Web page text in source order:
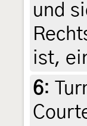
und
ist,
6: